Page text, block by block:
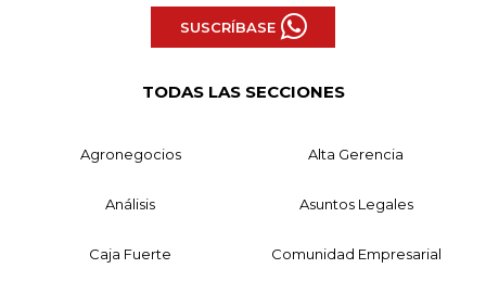
SUSCRÍBASE
TODAS LAS SECCIONES
Agronegocios Alta Gerencia
Análisis Asuntos Legales
Caja Fuerte Comunidad Empresarial